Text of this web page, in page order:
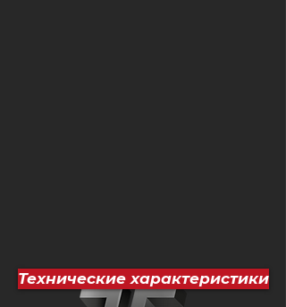
Технические характеристики